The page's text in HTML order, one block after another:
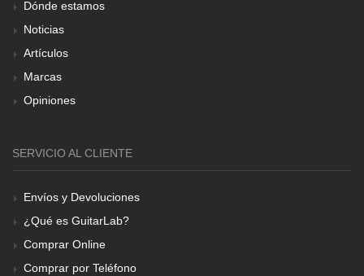
Dónde estamos
Noticias
Artículos
Marcas
Opiniones
SERVICIO AL CLIENTE
Envíos y Devoluciones
¿Qué es GuitarLab?
Comprar Online
Comprar por Teléfono